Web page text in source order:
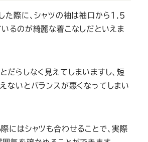
た際に、シャツの袖は袖口から1.5
るのが綺麗な着こなしだといえま
だらしなく見えてしまいますし、短
ないとバランスが悪くなってしまい
にはシャツも合わせることで、実際